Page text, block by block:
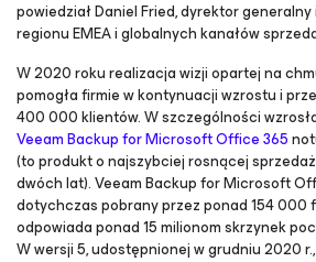
powiedział Daniel Fried, dyrektor
regionu EMEA i globalnych kanałów
W 2020 roku realizacja wizji opartej na
pomogła firmie w kontynuacji wzrostu i
400 000 klientów. W szczególności
Veeam Backupfor Microsoft Office 365
(to produkt o najszybciej rosnącej
dwóch lat). Veeam Backupfor Microsoft
dotychczas pobrany przez ponad 154 000
odpowiada ponad 15 milionom skrzynek
W wersji 5, udostępnionej w grudniu 2020